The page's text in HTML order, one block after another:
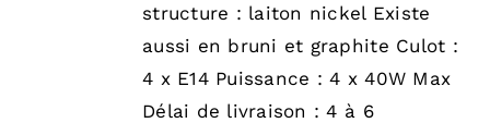
structure : laiton nickel Existe
aussi en bruni et graphite Culot :
4 x E14 Puissance : 4 x 40W Max
Délai de livraison : 4 à 6